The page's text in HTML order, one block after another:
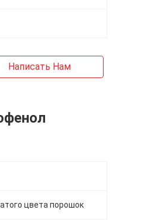
Написать Нам
цвета порошок